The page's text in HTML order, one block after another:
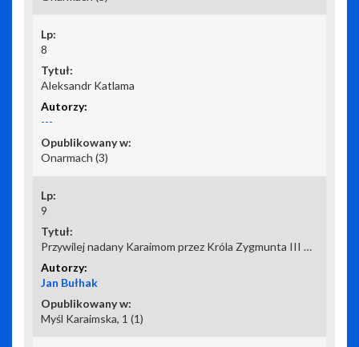
8
Aleksandr Katlama
---
Onarmach (3)
9
Przywilej nadany Karaimom przez Króla Zygmunta III Wazę
Jan Bułhak
Myśl Karaimska, 1 (1)